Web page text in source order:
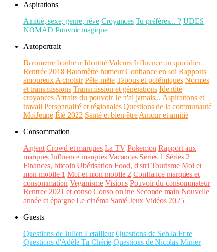
Aspirations
Amitié, sexe, genre, rêve Croyances Tu préfères... ? UDES
NOMAD Pouvoir magique
Autoportrait
Baromètre bonheur Identité Valeurs Influence au quotidien
Rentrée 2018 Baromètre humeur Confiance en soi Rapports
amoureux A choisir Pêle-mêle Tabous et polémiques Normes
et transmissions Transmission et générations Identité
croyances Attraits du pouvoir Je n'ai jamais... Aspirations et
travail Personnalité et régionales Questions de la communauté
MoiJeune Été 2022 Santé et bien-être Amour et amitié
Consommation
Argent Crowd et marques La TV Pokemon Rapport aux
marques Influence marques Vacances Séries 1 Séries 2
Finances, bitcoin Ubérisation Food, distri Tourisme Moi et
mon mobile 1 Moi et mon mobile 2 Confiance marques et
consommation Veganisme Visions Pouvoir du consommateur
Rentrée 2021 et conso Conso online Seconde main Nouvelle
année et épargne Le cinéma Santé Jeux Vidéos 2025
Guests
Questions de Julien Letailleur Questions de Seb la Frite
Questions d'Adèle Ta Chérie Questions de Nicolas Minier